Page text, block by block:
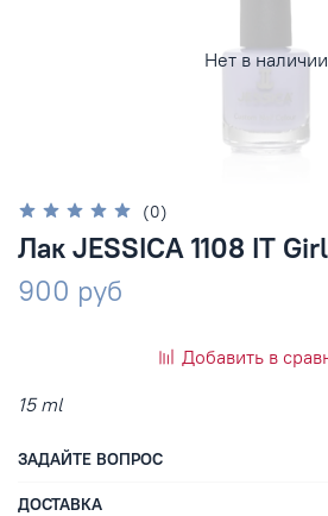
Нет в наличии
(0)
Лак JESSICA 1108 IT Girl
900 руб
Добавить в
ЗАДАЙТЕ ВОПРОС
ДОСТАВКА
15 ml